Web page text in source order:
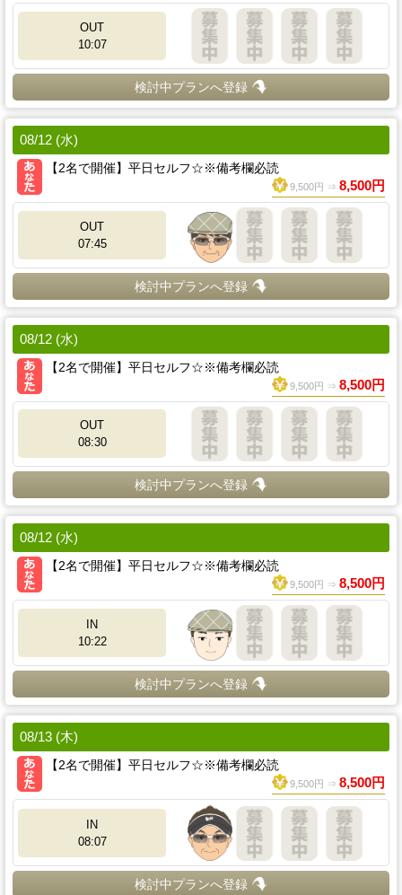
OUT
10:07
検討中プランへ登録
08/12 (水)
【2名で開催】平日セルフ☆※備考欄必読
9,500円 ⇒ 8,500円
OUT
07:45
検討中プランへ登録
08/12 (水)
【2名で開催】平日セルフ☆※備考欄必読
9,500円 ⇒ 8,500円
OUT
08:30
検討中プランへ登録
08/12 (水)
【2名で開催】平日セルフ☆※備考欄必読
9,500円 ⇒ 8,500円
IN
10:22
検討中プランへ登録
08/13 (木)
【2名で開催】平日セルフ☆※備考欄必読
9,500円 ⇒ 8,500円
IN
08:07
検討中プランへ登録